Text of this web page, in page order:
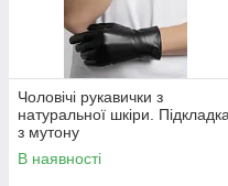
Чоловічі рукавички з
натуральної шкіри. Підкладка
з мутону
В наявності